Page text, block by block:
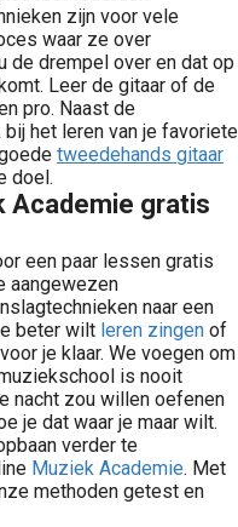
zijn voor vele
waar ze over
de drempel over en dat op
Leer de gitaar of de
pro. Naast de
het leren van je favoriete
tweedehands gitaar
doel.
Academie gratis
een paar lessen gratis
aangewezen
naar een
beter wilt leren zingen of
je klaar. We voegen om
is nooit
nacht zou willen oefenen
je dat waar je maar wilt.
verder te
Muziek Academie. Met
methoden getest en